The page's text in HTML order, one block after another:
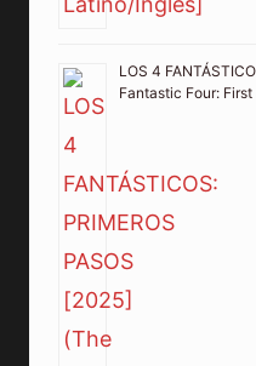
LOS 4
Fantastic Four: